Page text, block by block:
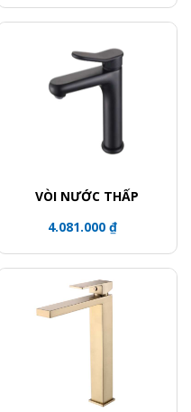
VÒI NƯỚC THẤP
4.081.000 ₫